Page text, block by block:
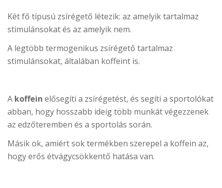
Két fő típusú zsírégető létezik: az amelyik tartalmaz
stimulánsokat és az amelyik nem.
A legtöbb termogenikus zsírégető tartalmaz
stimulánsokat, általában koffeint is.
A koffein elősegíti a zsírégetést, és segíti a sportolókat
abban, hogy hosszabb ideig több munkát végezzenek
az edzőteremben és a sportolás során.
Másik ok, amiért sok termékben szerepel a koffein az,
hogy erős étvágycsökkentő hatása van.